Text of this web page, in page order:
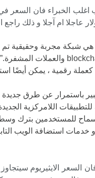
اغلب الخبراء فان
شبكة مجربة وحقيقية تم
رقمية ، يمكن أيضًا
للمستخدمين بترك
خدمات استضافة الويب